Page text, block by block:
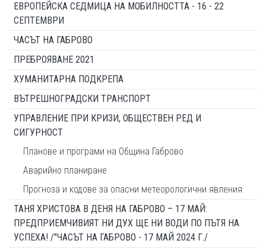
ЕВРОПЕЙСКА СЕДМИЦА НА МОБИЛНОСТТА - 16 - 22
СЕПТЕМВРИ
ЧАСЪТ НА ГАБРОВО
ПРЕБРОЯВАНЕ 2021
ХУМАНИТАРНА ПОДКРЕПА
ВЪТРЕШНОГРАДСКИ ТРАНСПОРТ
УПРАВЛЕНИЕ ПРИ КРИЗИ, ОБЩЕСТВЕН РЕД И
СИГУРНОСТ
Планове и програми на Община Габрово
Аварийно планиране
Прогноза и кодове за опасни метеорологични явления
ТАНЯ ХРИСТОВА В ДЕНЯ НА ГАБРОВО – 17 МАЙ:
ПРЕДПРИЕМЧИВИЯТ НИ ДУХ ЩЕ НИ ВОДИ ПО ПЪТЯ НА
УСПЕХА! /"ЧАСЪТ НА ГАБРОВО - 17 МАЙ 2024 Г./